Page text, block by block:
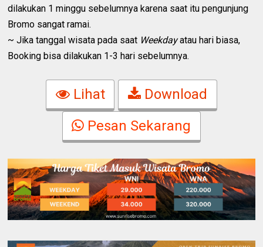
dilakukan 1 minggu sebelumnya karena saat itu pengunjung
Bromo sangat ramai.
~ Jika tanggal wisata pada saat Weekdayatau hari biasa,
Booking bisa dilakukan 1-3 hari sebelumnya.
Lihat
Download
Pesan Sekarang